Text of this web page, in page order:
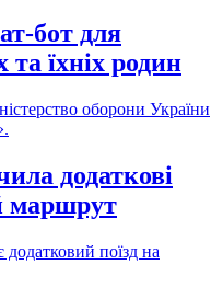
бот для
їхніх родин
оборони України
додаткові
маршрут
додатковий поїзд на